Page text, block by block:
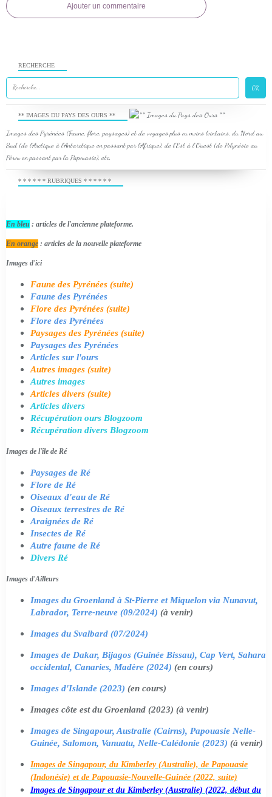
Ajouter un commentaire
RECHERCHE
** IMAGES DU PAYS DES OURS **
Images des Pyrénées (Faune, flore, paysages) et de voyages plus ou moins lointains, du Nord au
Sud (de l'Arctique à l'Antarctique en passant par l'Afrique), de l'Est à l'Ouest (de Polynésie au
Pérou en passant par la Papouasie), etc.
* * * * * * RUBRIQUES * * * * * *
En bleu : articles de l'ancienne plateforme.
En orange : articles de la nouvelle plateforme
Images d'ici
Faune des Pyrénées (suite)
Faune des Pyrénées
Flore des Pyrénées (suite)
Flore des Pyrénées
Paysages des Pyrénées (suite)
Paysages des Pyrénées
Articles sur l'ours
Autres images (suite)
Autres images
Articles divers (suite)
Articles divers
Récupération ours Blogzoom
Récupération divers Blogzoom
Images de l'île de Ré
Paysages de Ré
Flore de Ré
Oiseaux d'eau de Ré
Oiseaux terrestres de Ré
Araignées de Ré
Insectes de Ré
Autre faune de Ré
Divers Ré
Images d'Ailleurs
Images du Groenland à St-Pierre et Miquelon via Nunavut,
Labrador, Terre-neuve (09/2024) (à venir)
Images du Svalbard (07/2024)
Images de Dakar, Bijagos (Guinée Bissau), Cap Vert, Sahara
occidental, Canaries, Madère (2024) (en cours)
Images d'Islande (2023) (en cours)
Images côte est du Groenland (2023) (à venir)
Images de Singapour, Australie (Cairns), Papouasie Nelle-
Guinée, Salomon, Vanuatu, Nelle-Calédonie (2023) (à venir)
Images de Singapour, du Kimberley (Australie), de Papouasie
(Indonésie) et de Papouasie-Nouvelle-Guinée (2022, suite)
Images de Singapour et du Kimberley (Australie) (2022, début du